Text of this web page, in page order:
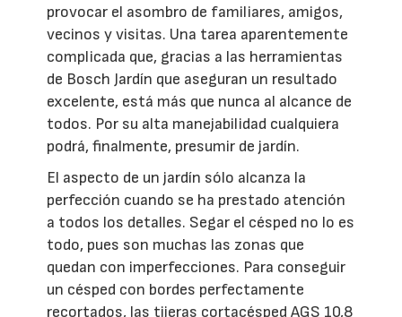
provocar el asombro de familiares, amigos,
vecinos y visitas. Una tarea aparentemente
complicada que, gracias a las herramientas
de Bosch Jardín que aseguran un resultado
excelente, está más que nunca al alcance de
todos. Por su alta manejabilidad cualquiera
podrá, finalmente, presumir de jardín.
El aspecto de un jardín sólo alcanza la
perfección cuando se ha prestado atención
a todos los detalles. Segar el césped no lo es
todo, pues son muchas las zonas que
quedan con imperfecciones. Para conseguir
un césped con bordes perfectamente
recortados, las tijeras cortacésped AGS 10,8